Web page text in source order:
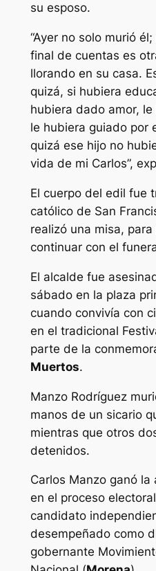
su esposo.
“Ayer no solo murió
final de cuentas es
llorando en su casa.
quizá, si hubiera
hubiera dado amor,
le hubiera guiado por
quizá ese hijo no
vida de mi Carlos”,
El cuerpo del edil fue
católico de San
realizó una misa,
continuar con el
El alcalde fue
sábado en la plaza
cuando convivía con
en el tradicional
parte de la
Muertos.
Manzo Rodríguez
manos de un sicario
mientras que otros
detenidos.
Carlos Manzo ganó
en el proceso
candidato
desempeñado como
gobernante